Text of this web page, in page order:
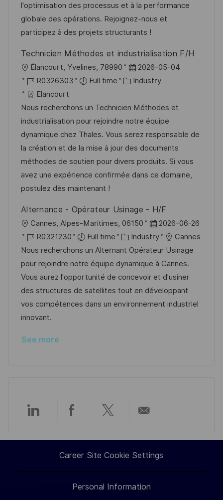
n D
a
t
o
r
y
l'optimisation des processus et à la performance
globale des opérations. Rejoignez-nous et
participez à des projets structurants !
Technicien Méthodes et industrialisation F/H
L
o
c
a
t
i
o
n
Élancourt, Yvelines, 78990
P
o
t
e
d
D
a
t
2026-05-04
J
o
b
I
d
R0326303 Full time
C
t
e
g
o
r
y
Industry
Elancourt
Nous recherchons un Technicien Méthodes et
industrialisation pour rejoindre notre équipe
dynamique chez Thales. Vous serez responsable de
la création et de la mise à jour des documents
méthodes de soutien pour divers produits. Si vous
avez une expérience confirmée dans ce domaine,
postulez dès maintenant !
Alternance - Opérateur Usinage - H/F
L
o
c
a
t
i
o
n
Cannes, Alpes-Maritimes, 06150
P
o
s
t
e
d
D
2026-06-26
J
o
b
I
d
R0321230 Full time
C
a
t
e
g
o
Industry
Cannes
Nous recherchons un Alternant Opérateur Usinage
pour rejoindre notre équipe dynamique à Cannes.
Vous aurez l'opportunité de concevoir et d'usiner
des structures de satellites tout en développant
vos compétences dans un environnement industriel
innovant.
See more
Share
via
LinkedIn
Share
via
Facebook
Share
via
twitter
via
email
Career Site Cookie Settings
Personal Information